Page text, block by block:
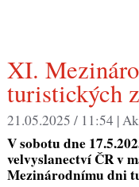
XI. Mezinárodní den turistiky a
turistických
21.05.2025 / 11:54 |
V sobotu dne
velvyslanectví ČR v
Mezinárodnímu dni